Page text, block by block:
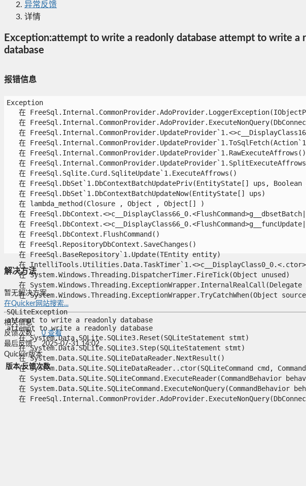
异常反馈
详情
Exception:attempt to write a readonly database attempt to write
database
报错信息
Exception
在
在
在
在
   在 FreeSql.Internal.CommonProvider.UpdateProvider`1.RawExecuteAffrows()
在
   在 FreeSql.Sqlite.Curd.SqliteUpdate`1.ExecuteAffrows()
在 FreeSql.DbSet`1.DbContextBatchUpdatePriv(EntityState[] ups, Boolean
   在 FreeSql.DbSet`1.DbContextBatchUpdateNow(EntityState[] ups)
   在 lambda_method(Closure , Object , Object[] )
在
在
   在 FreeSql.DbContext.FlushCommand()
   在 FreeSql.RepositoryDbContext.SaveChanges()
   在 FreeSql.BaseRepository`1.Update(TEntity entity)
在
   在 System.Windows.Threading.DispatcherTimer.FireTick(Object unused)
在
在 System.Windows.Threading.ExceptionWrapper.TryCatchWhen(Object
SQLiteException
attempt to write a readonly database
attempt to write a readonly database
   在 System.Data.SQLite.SQLite3.Reset(SQLiteStatement stmt)
   在 System.Data.SQLite.SQLite3.Step(SQLiteStatement stmt)
   在 System.Data.SQLite.SQLiteDataReader.NextResult()
在 System.Data.SQLite.SQLiteDataReader..ctor(SQLiteCommand cmd,
在 System.Data.SQLite.SQLiteCommand.ExecuteReader(CommandBehavior
在 System.Data.SQLite.SQLiteCommand.ExecuteNonQuery(CommandBehavior
在
解决方法
暂无解决方案。
在Quicker网站搜索...
相关信息
反馈次数：
0 查看
最后反馈：
2025-07-31 14:02
Quicker版本
版本 反馈次数